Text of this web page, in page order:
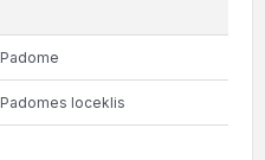
Padome
Padomes loceklis